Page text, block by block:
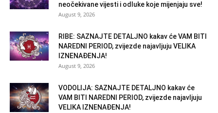
neočekivane vijesti i odluke koje mijenjaju sve!
August 9, 2026
RIBE: SAZNAJTE DETALJNO kakav će VAM BITI
NAREDNI PERIOD, zvijezde najavljuju VELIKA
IZNENAĐENJA!
August 9, 2026
VODOLIJA: SAZNAJTE DETALJNO kakav će
VAM BITI NAREDNI PERIOD, zvijezde najavljuju
VELIKA IZNENAĐENJA!